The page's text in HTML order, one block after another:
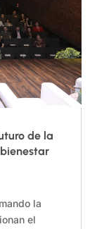
de la
la
el